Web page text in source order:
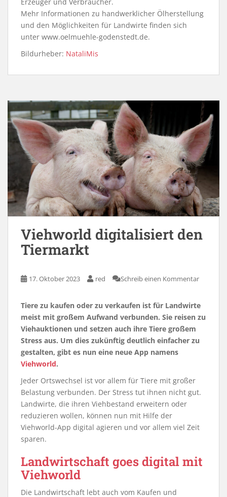
Mehr Informationen zu handwerklicher Ölherstellung
und den Möglichkeiten für Landwirte finden sich
unter www.oelmuehle-godenstedt.de.
Bildurheber: NataliMis
Viehworld digitalisiert den
Tiermarkt
17. Oktober 2023 red Schreib einen Kommentar
Tiere zu kaufen oder zu verkaufen ist für Landwirte
meist mit großem Aufwand verbunden. Sie reisen zu
Viehauktionen und setzen auch ihre Tiere großem
Stress aus. Um dies zukünftig deutlich einfacher zu
gestalten, gibt es nun eine neue App namens
Viehworld.
Jeder Ortswechsel ist vor allem für Tiere mit großer
Belastung verbunden. Der Stress tut ihnen nicht gut.
Landwirte, die ihren Viehbestand erweitern oder
reduzieren wollen, können nun mit Hilfe der
Viehworld-App digital agieren und vor allem viel Zeit
sparen.
Landwirtschaft goes digital mit
Viehworld
Die Landwirtschaft lebt auch vom Kaufen und